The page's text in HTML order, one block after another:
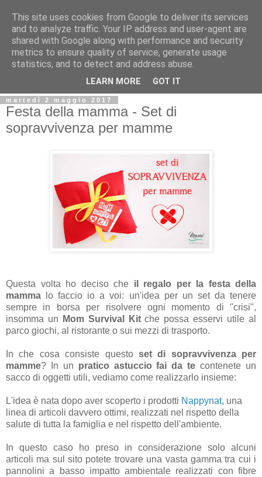
martedì 2 maggio 2017
Festa della mamma - Set di
sopravvivenza per mamme
Questa volta ho deciso che il regalo per la festa della
mamma
lo faccio io a voi: un'idea per un set da tenere
sempre in borsa per risolvere ogni momento di "crisi",
insomma un
Mom Survival Kitche possa esservi utile al
parco giochi, al ristorante o sui mezzi di trasporto.
In che cosa consiste questo set di sopravvivenza per
mamme? In un pratico astuccio fai da tecontenete un
sacco di oggetti utili, vediamo come realizzarlo insieme:
L'idea è nata dopo aver scoperto i prodotti Nappynat, una
linea di articoli davvero ottimi, realizzati nel rispetto della
salute di tutta la famiglia e nel rispetto dell'ambiente.
In questo caso ho preso in considerazione solo alcuni
articoli ma sul sito potete trovare una vasta gamma tra cui i
pannolini a basso impatto ambientale realizzati con fibre
This site uses cookies from Google to deliver its services
and to analyze traffic. Your IP address and user-agent are
shared with Google along with performance and security
metrics to ensure quality of service, generate usage
statistics, and to detect and address abuse.
LEARN MORE GOT IT